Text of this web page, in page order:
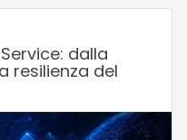
dalla
resilienza del